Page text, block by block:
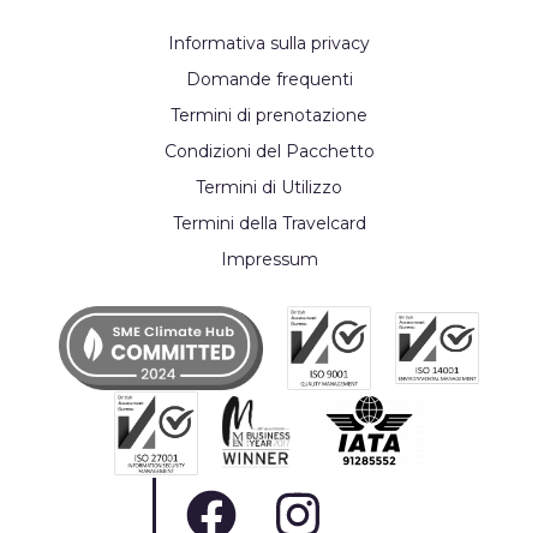
Informativa sulla privacy
Domande frequenti
Termini di prenotazione
Condizioni del Pacchetto
Termini di Utilizzo
Termini della Travelcard
Impressum